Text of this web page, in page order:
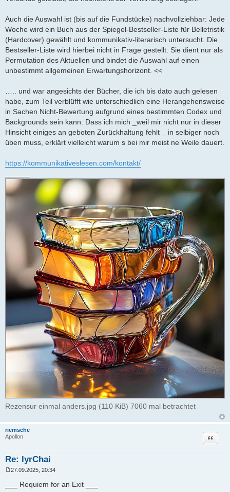
Auch die Auswahl ist (bis auf die Fundstücke) nachvollziehbar: Jede
Woche wird ein Buch aus der Spiegel-Bestseller-Liste für Belletristik
(Hardcover) gewählt und kommunikativ-literarisch untersucht. Die
Bestseller-Liste wird hierbei nicht in Frage gestellt. Sie dient nur als
Permutation des Aktuellen und bindet die Auswahl auf einen
unbestimmt allgemeinen Erwartungshorizont. <<
….. und war angesichts der Bücher, die ich bis dato auch gelesen
habe, zum Teil verblüfft wie unterschiedlich eine Herangehensweise
in Sachen Nicht-Bewertung aufgrund eines bestimmten Codex und
Backgrounds sein kann. Dass ich mich _weil mir nicht nur in dieser
Hinsicht einiges an geboten Zurückhaltung fehlt _ in selbiger noch
üben muss, erklärt vielleicht warum s bei mir meist ne Weile dauert.
https://kommunikativeslesen.com/kontakt/
Rezensur einmal anders.jpg (110 KiB) 7060 mal betrachtet
riemsche
Apollon
Re: lyrChai
Zitat
i
27.09.2025, 20:34
___ Requiem for an Exit ___